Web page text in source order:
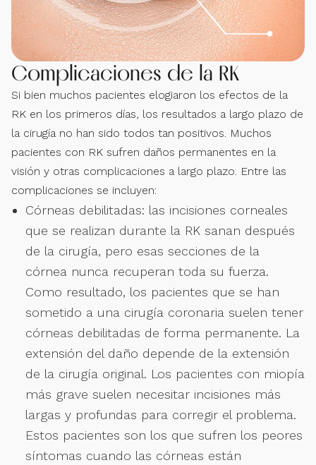
Complicaciones de la RK
Si bien muchos pacientes elogiaron los efectos de la
RK en los primeros días, los resultados a largo plazo de
la cirugía no han sido todos tan positivos. Muchos
pacientes con RK sufren daños permanentes en la
visión y otras complicaciones a largo plazo. Entre las
complicaciones se incluyen:
Córneas debilitadas: las incisiones corneales
que se realizan durante la RK sanan después
de la cirugía, pero esas secciones de la
córnea nunca recuperan toda su fuerza.
Como resultado, los pacientes que se han
sometido a una cirugía coronaria suelen tener
córneas debilitadas de forma permanente. La
extensión del daño depende de la extensión
de la cirugía original. Los pacientes con miopía
más grave suelen necesitar incisiones más
largas y profundas para corregir el problema.
Estos pacientes son los que sufren los peores
síntomas cuando las córneas están